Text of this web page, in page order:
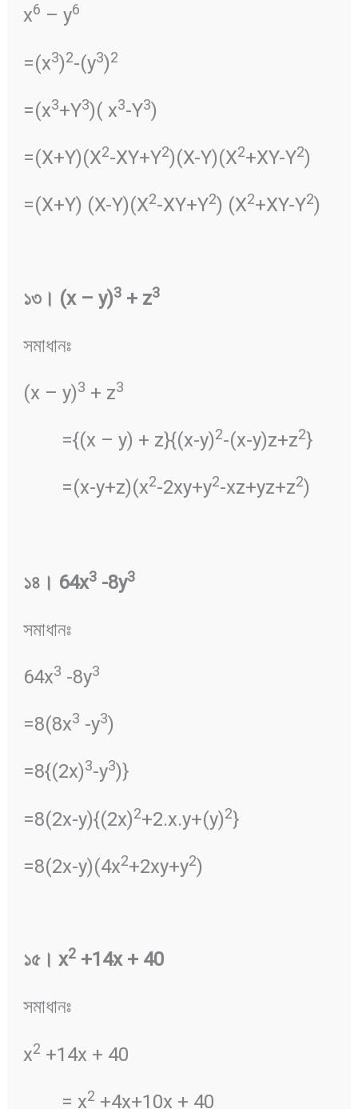
x6 – y6
=(x3)2-(y3)2
=(x3+Y3)( x3-Y3)
=(X+Y)(X2-XY+Y2)(X-Y)(X2+XY-Y2)
=(X+Y) (X-Y)(X2-XY+Y2) (X2+XY-Y2)
১৩। (x – y)3+ z3
সমাধানঃ
(x – y)3 + z3
={(x – y) + z}{(x-y)2-(x-y)z+z2}
=(x-y+z)(x2-2xy+y2-xz+yz+z2)
১৪ । 64x3-8y3
সমাধানঃ
64x3 -8y3
=8(8x3 -y3)
=8{(2x)3-y3)}
=8(2x-y){(2x)2+2.x.y+(y)2}
=8(2x-y)(4x2+2xy+y2)
১৫। x2+14x + 40
সমাধানঃ
x2 +14x + 40
= x2 +4x+10x + 40